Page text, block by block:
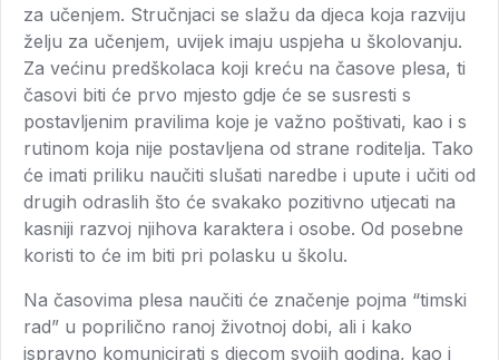
za učenjem. Stručnjaci se slažu da djeca koja razviju
želju za učenjem, uvijek imaju uspjeha u školovanju.
Za većinu predškolaca koji kreću na časove plesa, ti
časovi biti će prvo mjesto gdje će se susresti s
postavljenim pravilima koje je važno poštivati, kao i s
rutinom koja nije postavljena od strane roditelja. Tako
će imati priliku naučiti slušati naredbe i upute i učiti od
drugih odraslih što će svakako pozitivno utjecati na
kasniji razvoj njihova karaktera i osobe. Od posebne
koristi to će im biti pri polasku u školu.
Na časovima plesa naučiti će značenje pojma “timski
rad” u poprilično ranoj životnoj dobi, ali i kako
ispravno komunicirati s djecom svojih godina, kao i